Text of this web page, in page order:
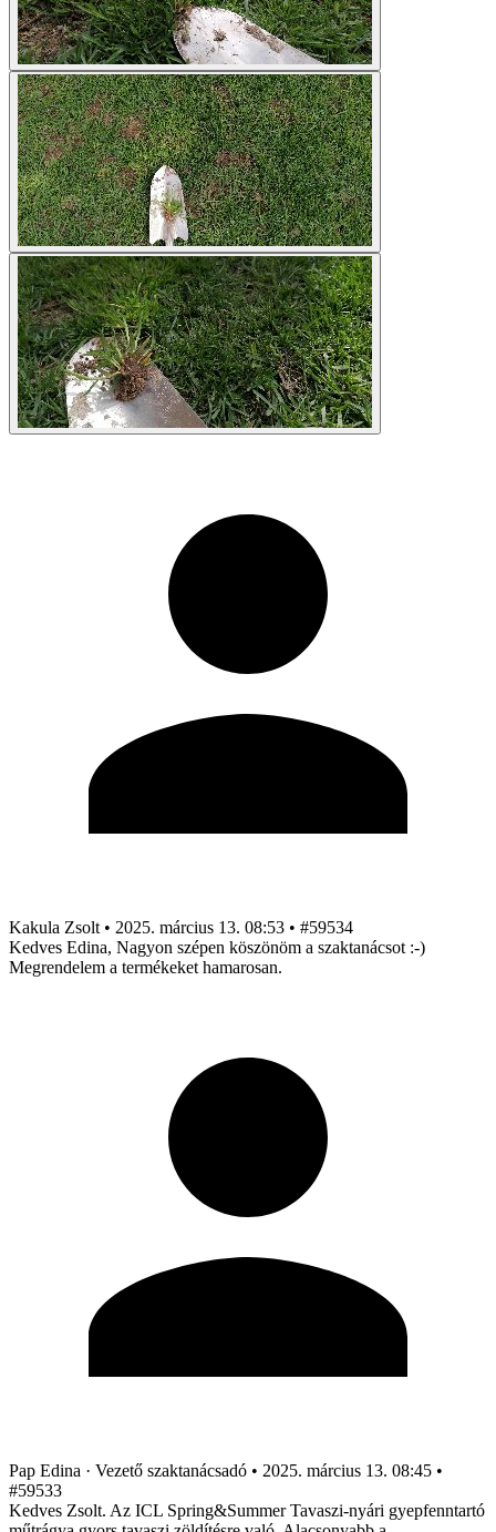
Kakula Zsolt • 2025. március 13. 08:53 • #59534
Kedves Edina, Nagyon szépen köszönöm a szaktanácsot :-)
Megrendelem a termékeket hamarosan.
Pap Edina · Vezető szaktanácsadó • 2025. március 13. 08:45 •
#59533
Kedves Zsolt. Az ICL Spring&Summer Tavaszi-nyári gyepfenntartó